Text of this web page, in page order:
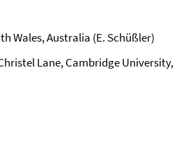
Wales, Australia (E. Schüßler)
Lane, Cambridge University,